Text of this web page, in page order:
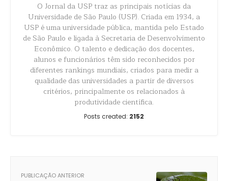
O Jornal da USP traz as principais notícias da
Universidade de São Paulo (USP). Criada em 1934, a
USP é uma universidade pública, mantida pelo Estado
de São Paulo e ligada à Secretaria de Desenvolvimento
Econômico. O talento e dedicação dos docentes,
alunos e funcionários têm sido reconhecidos por
diferentes rankings mundiais, criados para medir a
qualidade das universidades a partir de diversos
critérios, principalmente os relacionados à
produtividade científica.
Posts created: 2152
PUBLICAÇÃO ANTERIOR